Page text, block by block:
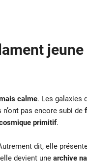
jeune
calme. Les galaxies
n’ont pas encore subi de
primitif.
dit, elle
devient une archive